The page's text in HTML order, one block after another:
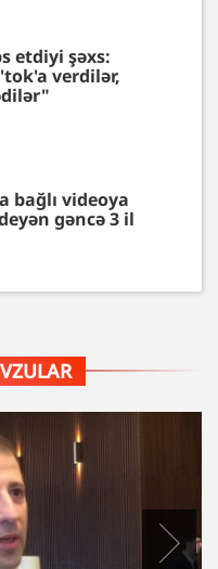
etdiyi şəxs:
verdilər,
bağlı videoya
gəncə 3 il